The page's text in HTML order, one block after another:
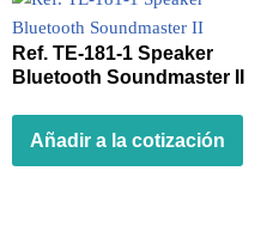
Ref. TE-181-1 Speaker
Bluetooth Soundmaster II
Añadir a la cotización